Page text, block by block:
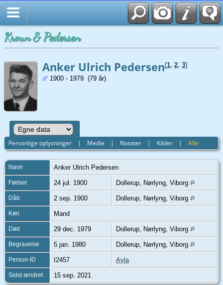
Kroun & Pedersen
Anker Ulrich Pedersen [1, 2, 3]
1900 - 1979 (79 år)
Personlige oplysninger | Medie | Notater | Kilder |Alle
Navn Anker Ulrich Pedersen
Fødsel 24 jul. 1900 Dollerup, Nørlyng, Viborg
Dåb 2 sep. 1900 Dollerup, Nørlyng, Viborg
Køn Mand
Død 29 dec. 1979 Dollerup, Nørlyng, Viborg
Begravelse 5 jan. 1980 Dollerup, Nørlyng, Viborg
Person-ID I2457 Ayla
Sidst ændret 15 sep. 2021